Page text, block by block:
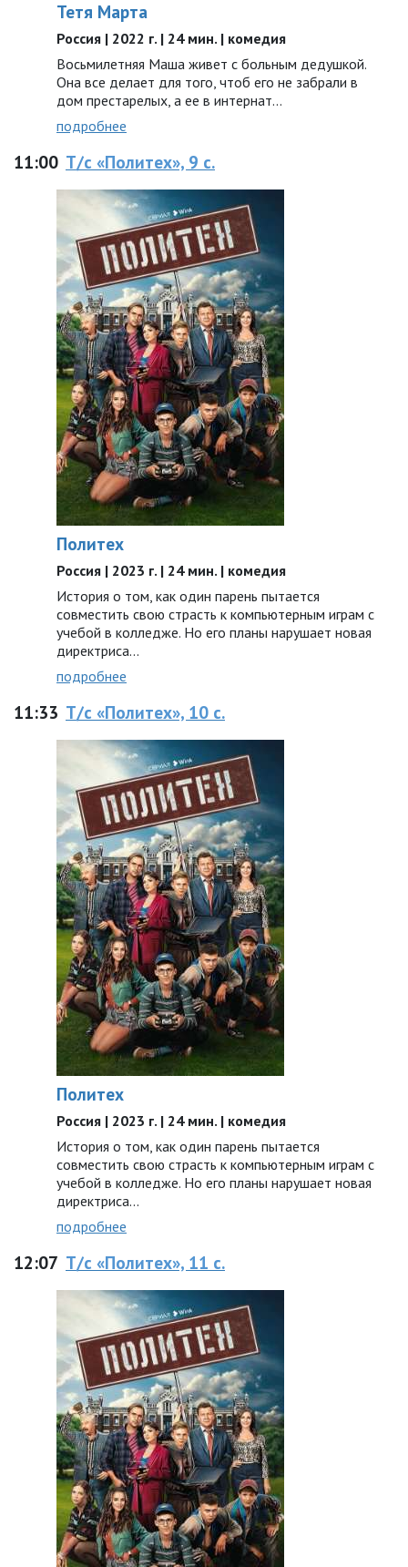
Тетя Марта
Россия | 2022 г. | 24 мин. | комедия
Восьмилетняя Маша живет с больным дедушкой.
Она все делает для того, чтоб его не забрали в
дом престарелых, а ее в интернат…
подробнее
11:00 Т/с «Политех», 9 с.
Политех
Россия | 2023 г. | 24 мин. | комедия
История о том, как один парень пытается
совместить свою страсть к компьютерным играм с
учебой в колледже. Но его планы нарушает новая
директриса...
подробнее
11:33 Т/с «Политех», 10 с.
Политех
Россия | 2023 г. | 24 мин. | комедия
История о том, как один парень пытается
совместить свою страсть к компьютерным играм с
учебой в колледже. Но его планы нарушает новая
директриса...
подробнее
12:07 Т/с «Политех», 11 с.